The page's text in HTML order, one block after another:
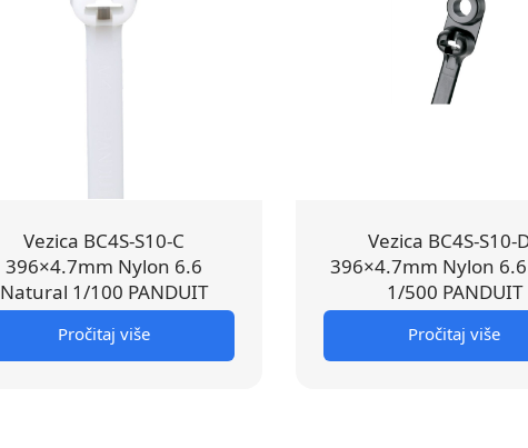
Vezica BC4S-S10-C
396×4.7mm Nylon 6.6
Natural 1/100 PANDUIT
Pročitaj više
Vezica BC4S-S10-
396×4.7mm Nylon
1/500 PANDUIT
Pročitaj više